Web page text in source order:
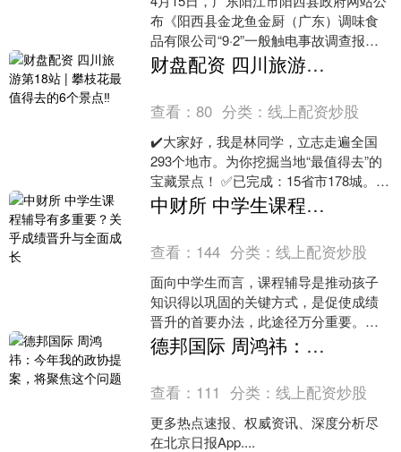
布《阳西县金龙鱼金厨（广东）调味食
品有限公司“9·2”一般触电事故调查报
告》。 2023年9月2日8时49分许，阳西
县金龙....
财盘配资 四川旅游第18站 | 攀枝花最值得去的6个景点‼️
查看：80 分类：线上配资炒股
✔️大家好，我是林同学，立志走遍全国
293个地市。为你挖掘当地“最值得去”的
宝藏景点！ ✅已完成：15省市178城。
✔️今天，开启四川21地市之旅——第18
站....
中财所 中学生课程辅导有多重要？关乎成绩晋升与全面成长
查看： 144 分类：线上配资炒股
面向中学生而言，课程辅导是推动孩子
知识得以巩固的关键方式，是促使成绩
晋升的首要办法，此途径万分重要。我
长时间投身于教育领域，做为像这样的
人我察觉，有效的辅导并不....
德邦国际 周鸿祎：今年我的政协提案，将聚焦这个问题
查看： 111 分类：线上配资炒股
更多热点速报、权威资讯、深度分析尽
在北京日报App....